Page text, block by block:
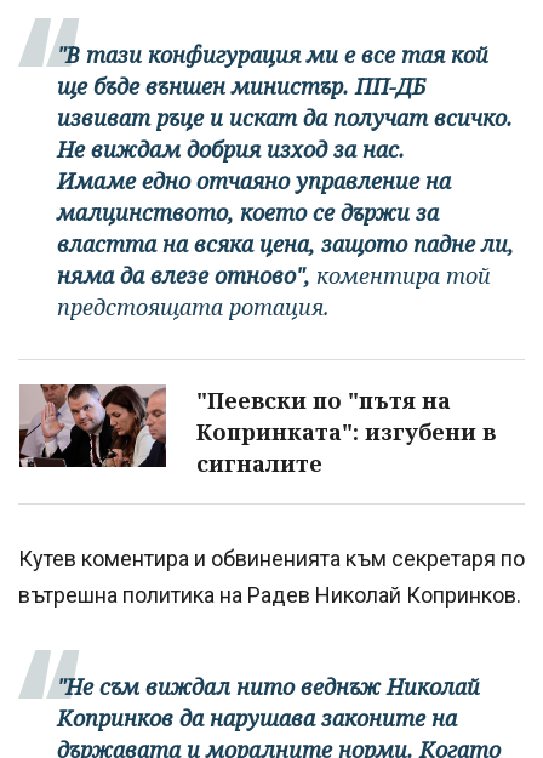
"В тази конфигурация ми е все тая кой
ще бъде външен министър. ПП-ДБ
извиват ръце и искат да получат всичко.
Не виждам добрия изход за нас.
Имаме едно отчаяно управление на
малцинството, което се държи за
властта на всяка цена, защото падне ли,
няма да влезе отново", коментира той
предстоящата ротация.
"Пеевски по "пътя на
Копринката": изгубени в
сигналите
Кутев коментира и обвиненията към секретаря по
вътрешна политика на Радев Николай Копринков.
"Не съм виждал нито веднъж Николай
Копринков да нарушава законите на
държавата и моралните норми. Когато